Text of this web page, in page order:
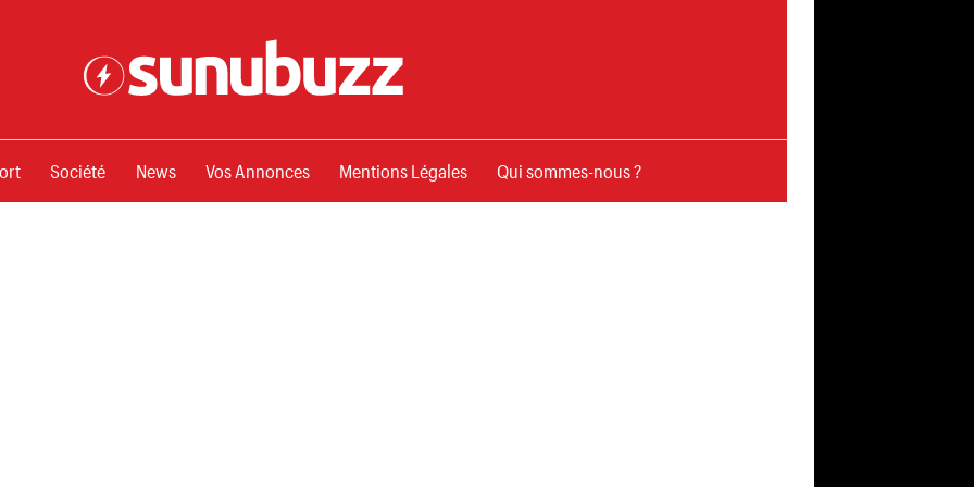
Société News Vos Annonces Mentions Légales Qui sommes-nous ?